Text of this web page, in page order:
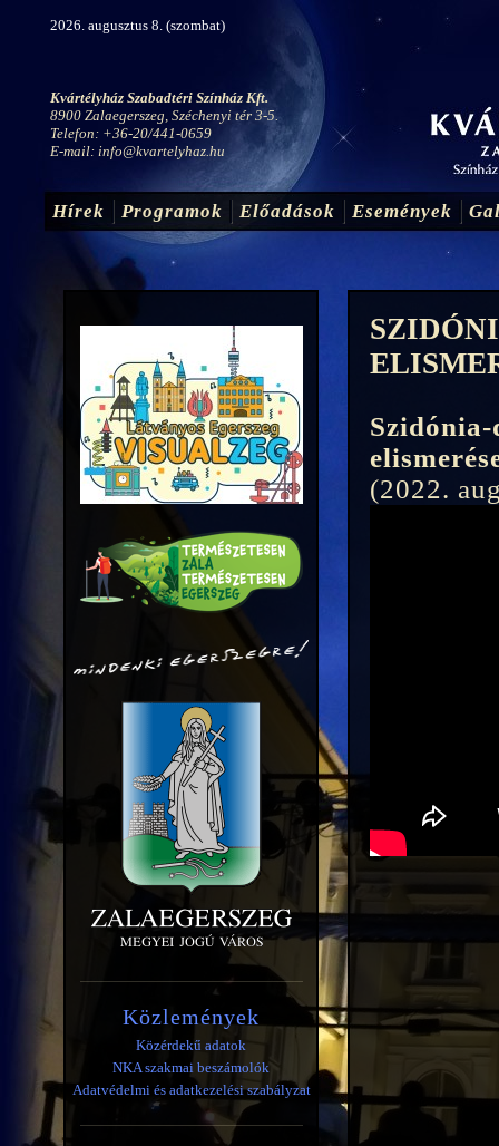
2026. augusztus 8. (szombat)
Kvártélyház Szabadtéri Színház Kft.
8900 Zalaegerszeg, Széchenyi tér 3-5.
Telefon: +36-20/441-0659
E-mail: info@kvartelyhaz.hu
Hírek Programok Előadások Események
(2022.
Közlemények
Közérdekű adatok
NKA szakmai beszámolók
Adatvédelmi és adatkezelési szabályzat